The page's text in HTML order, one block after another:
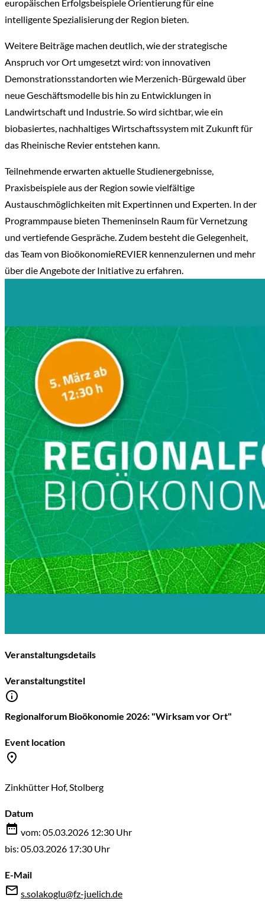
europäischen Erfolgsbeispiele Orientierung für eine
intelligente Spezialisierung der Region bieten.
Weitere Beiträge machen deutlich, wie der strategische
Anspruch vor Ort umgesetzt wird: von innovativen
Demonstrationsstandorten wie Merzenich-Bürgewald über
neue Geschäftsmodelle bis hin zu Entwicklungen in
Landwirtschaft und Industrie. So wird sichtbar, wie ein
biobasiertes, nachhaltiges Wirtschaftssystem mit Zukunft für
das Rheinische Revier entstehen kann.
Teilnehmende erwarten aktuelle Studienergebnisse,
Praxisbeispiele aus der Region sowie vielfältige
Austauschmöglichkeiten mit Expertinnen und Experten. In der
Programmpause bieten Themeninseln Raum für Vernetzung
und vertiefende Gespräche. Zudem besteht die Gelegenheit,
das Team von BioökonomieREVIER kennenzulernen und mehr
über die Angebote der Initiative zu erfahren.
Veranstaltungsdetails
Veranstaltungstitel
Regionalforum Bioökonomie 2026: "Wirksam vor Ort"
Event location
Zinkhütter Hof, Stolberg
Datum
vom: 05.03.2026 12:30 Uhr
bis: 05.03.2026 17:30 Uhr
E-Mail
s.solakoglu@fz-juelich.de